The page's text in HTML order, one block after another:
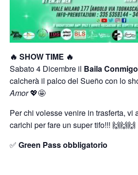
🔥 SHOW TIME 🔥
Sabato 4 Dicembre il Baila
calcherà il palco del Sueño con lo
Amor💖🤩
Per chi volesse venire in trasferta, vi
carichi per fare un super tifo!!! 🙌🙌🙌
✅ Green Pass obbligatorio